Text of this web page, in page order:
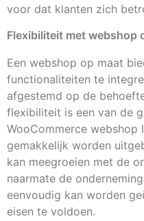
voor dat klanten zich
Flexibiliteit met webshop
Een webshop op maat
functionaliteiten te
afgestemd op de
flexibiliteit is een van de
WooCommerce webshop
gemakkelijk worden
kan meegroeien met de
naarmate de
eenvoudig kan worden
eisen te voldoen.